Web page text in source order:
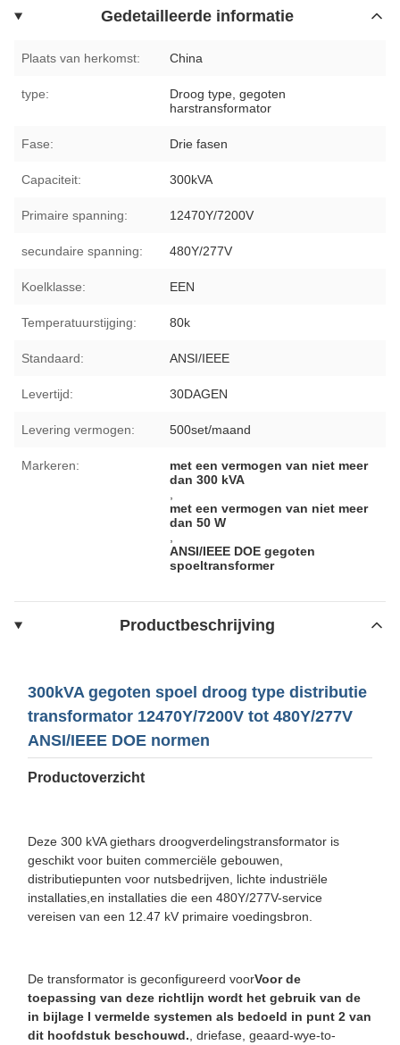
Gedetailleerde informatie
Plaats van herkomst: China
type:
Droog type, gegoten
harstransformator
Fase: Drie fasen
Capaciteit: 300kVA
Primaire spanning: 12470Y/7200V
secundaire spanning: 480Y/277V
Koelklasse: EEN
Temperatuurstijging: 80k
Standaard: ANSI/IEEE
Levertijd: 30DAGEN
Levering vermogen: 500set/maand
Markeren:
met een vermogen van niet meer
dan 300 kVA
met een vermogen van niet meer
dan 50 W
ANSI/IEEE DOE gegoten
spoeltransformer
Productbeschrijving
300kVA gegoten spoel droog type distributie
transformator 12470Y/7200V tot 480Y/277V
ANSI/IEEE DOE normen
Productoverzicht
Deze 300 kVA giethars droogverdelingstransformator is
geschikt voor buiten commerciële gebouwen,
distributiepunten voor nutsbedrijven, lichte industriële
installaties,en installaties die een 480Y/277V-service
vereisen van een 12.47 kV primaire voedingsbron.
De transformator is geconfigureerd voorVoor de
toepassing van deze richtlijn wordt het gebruik van de
in bijlage I vermelde systemen als bedoeld in punt 2 van
dit hoofdstuk beschouwd. , driefase, geaard-wye-to-